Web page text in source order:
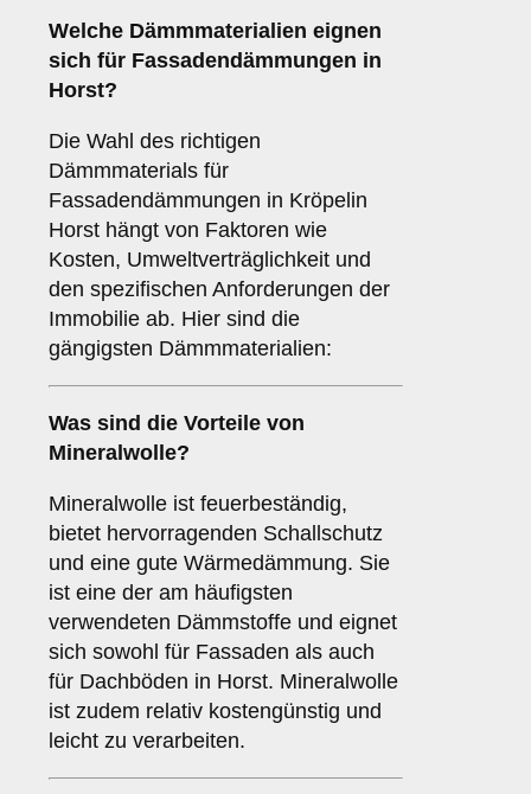
Welche Dämmmaterialien eignen
sich für Fassadendämmungen in
Horst?
Die Wahl des richtigen
Dämmmaterials für
Fassadendämmungen in Kröpelin
Horst hängt von Faktoren wie
Kosten, Umweltverträglichkeit und
den spezifischen Anforderungen der
Immobilie ab. Hier sind die
gängigsten Dämmmaterialien:
Was sind die Vorteile von
Mineralwolle?
Mineralwolle ist feuerbeständig,
bietet hervorragenden Schallschutz
und eine gute Wärmedämmung. Sie
ist eine der am häufigsten
verwendeten Dämmstoffe und eignet
sich sowohl für Fassaden als auch
für Dachböden in Horst. Mineralwolle
ist zudem relativ kostengünstig und
leicht zu verarbeiten.